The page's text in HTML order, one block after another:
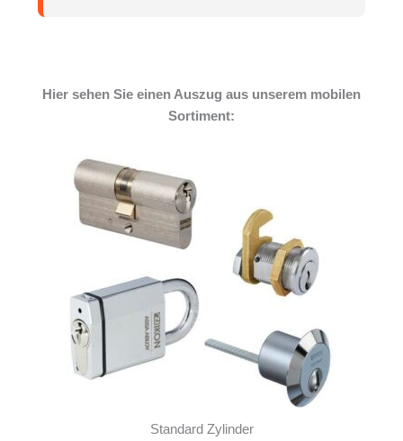
Hier sehen Sie einen Auszug aus unserem mobilen
Sortiment:
Standard Zylinder